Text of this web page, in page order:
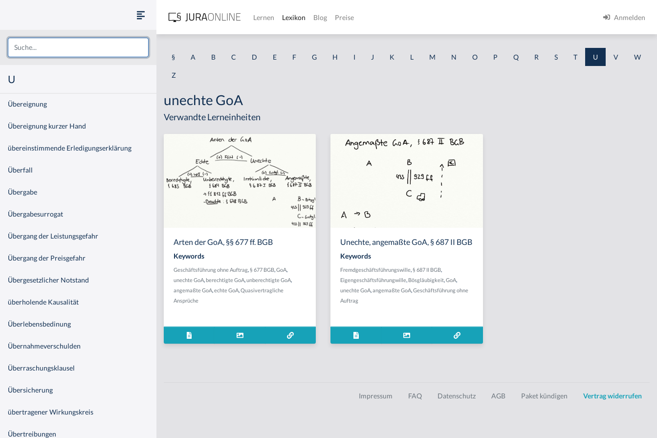
U
Übereignung
Übereignung kurzer Hand
übereinstimmende Erledigungserklärung
Überfall
Übergabe
Übergabesurrogat
Übergang der Leistungsgefahr
Übergang der Preisgefahr
Übergesetzlicher Notstand
überholende Kausalität
Überlebensbedinung
Übernahmeverschulden
Überraschungsklausel
Übersicherung
übertragener Wirkungskreis
Übertreibungen
Lernen Lexikon Blog Preise Anmelden
§ A B C D E F G H I J K L M N O P Q R S T U V W
Z
unechte GoA
Verwandte Lerneinheiten
Arten der GoA, §§ 677 ff. BGB
Keywords
Geschäftsführung ohne Auftrag,§ 677 BGB,GoA,
unechte GoA, berechtigte GoA,unberechtigte GoA,
angemaßte GoA,echte GoA,Quasivertragliche
Ansprüche
Unechte, angemaßte GoA, § 687 II BGB
Keywords
Fremdgeschäftsführungswille,§ 687 II BGB,
Eigengeschäftsführungwille, Bösgläubigkeit,GoA,
unechte GoA,angemaßte GoA,Geschäftsführung ohne
Auftrag
Impressum FAQ Datenschutz AGB Paket kündigen Vertrag widerrufen